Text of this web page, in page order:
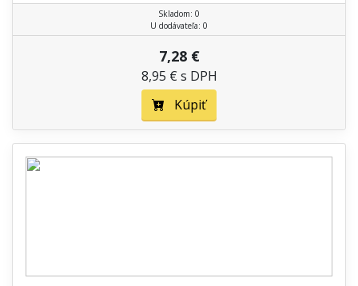
Skladom: 0
U dodávateľa: 0
7,28 €
8,95 € s DPH
Kúpiť